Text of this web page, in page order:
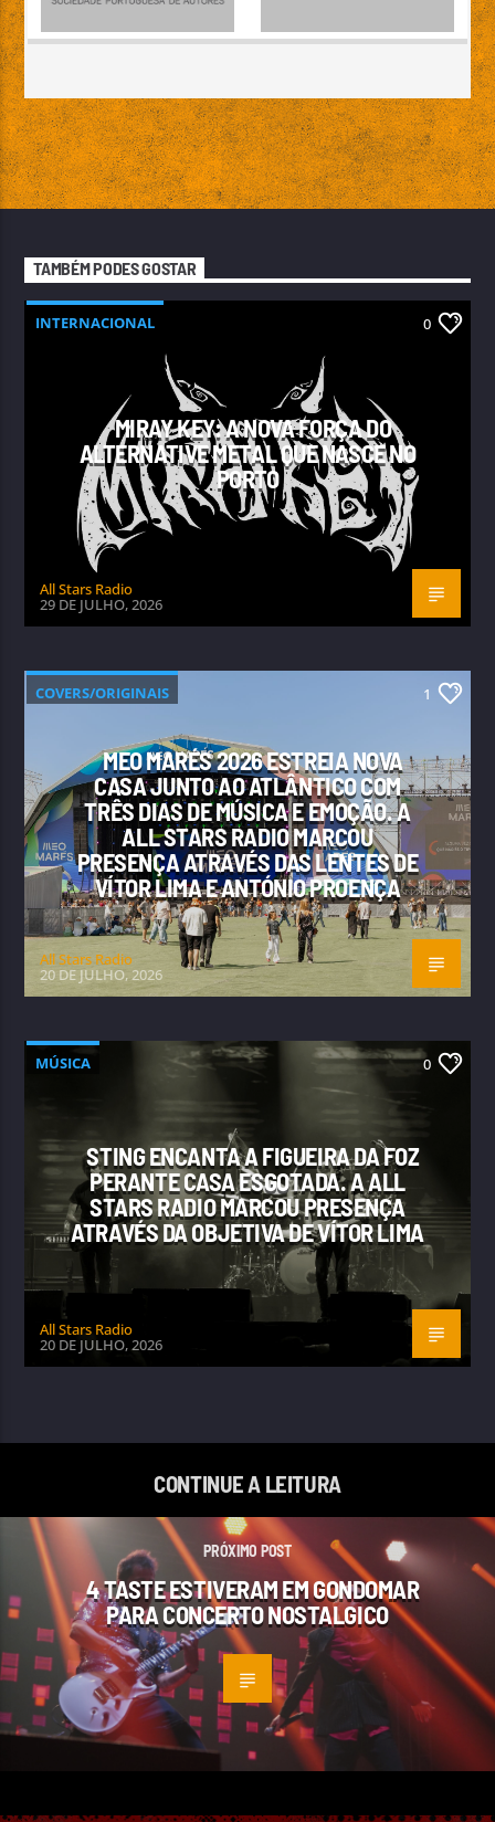
TAMBÉM PODES GOSTAR
INTERNACIONAL 0
MIRAY KEY: A NOVA FORÇA DO
ALTERNATIVE METAL QUE NASCE NO
PORTO
All Stars Radio
29 DE JULHO, 2026
COVERS/ORIGINAIS 1
MEO MARÉS 2026 ESTREIA NOVA
CASA JUNTO AO ATLÂNTICO COM
TRÊS DIAS DE MÚSICA E EMOÇÃO. A
ALL STARS RADIO MARCOU
PRESENÇA ATRAVÉS DAS LENTES DE
VÍTOR LIMA E ANTÓNIO PROENÇA
All Stars Radio
20 DE JULHO, 2026
MÚSICA 0
STING ENCANTA A FIGUEIRA DA FOZ
PERANTE CASA ESGOTADA. A ALL
STARS RADIO MARCOU PRESENÇA
ATRAVÉS DA OBJETIVA DE VÍTOR LIMA
All Stars Radio
20 DE JULHO, 2026
CONTINUE A LEITURA
PRÓXIMO POST
4 TASTE ESTIVERAM EM GONDOMAR
PARA CONCERTO NOSTALGICO